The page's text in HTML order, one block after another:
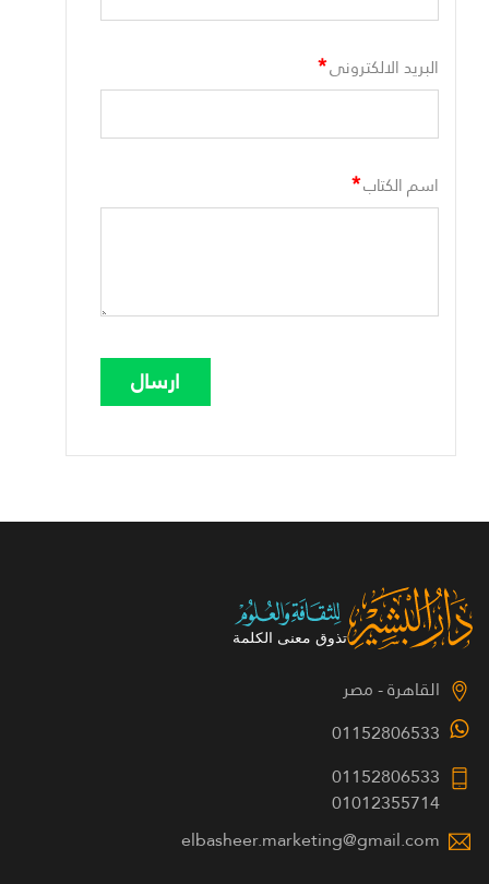
البريد الالكترونى*
اسم الكتاب*
القاهرة - مصر
01152806533
01152806533
01012355714
elbasheer.marketing@gmail.com